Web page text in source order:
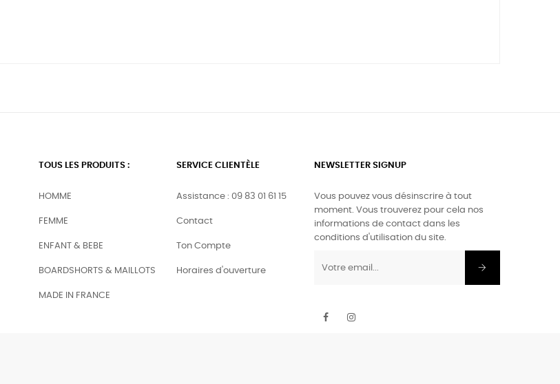
TOUS LES PRODUITS :
HOMME
FEMME
ENFANT & BEBE
BOARDSHORTS & MAILLOTS
MADE IN FRANCE
SERVICE CLIENTÈLE
Assistance : 09 83 01 61 15
Contact
Ton Compte
Horaires d'ouverture
NEWSLETTER SIGNUP
Vous pouvez vous désinscrire à tout
moment. Vous trouverez pour cela nos
informations de contact dans les
conditions d'utilisation du site.
Facebook